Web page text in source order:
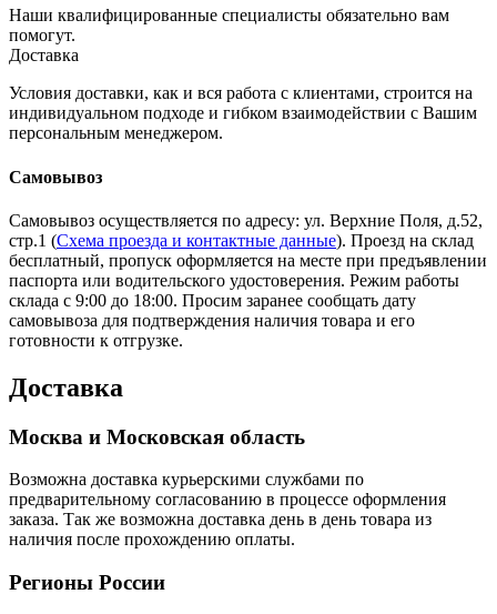
Наши квалифицированные специалисты обязательно вам
помогут.
Доставка
Условия доставки, как и вся работа с клиентами, строится на
индивидуальном подходе и гибком взаимодействии с Вашим
персональным менеджером.
Самовывоз
Самовывоз осуществляется по адресу: ул. Верхние Поля, д.52,
стр.1 (Схема проезда и контактные данные). Проезд на склад
бесплатный, пропуск оформляется на месте при предъявлении
паспорта или водительского удостоверения. Режим работы
склада с 9:00 до 18:00. Просим заранее сообщать дату
самовывоза для подтверждения наличия товара и его
готовности к отгрузке.
Доставка
Москва и Московская область
Возможна доставка курьерскими службами по
предварительному согласованию в процессе оформления
заказа. Так же возможна доставка день в день товара из
наличия после прохождению оплаты.
Регионы России